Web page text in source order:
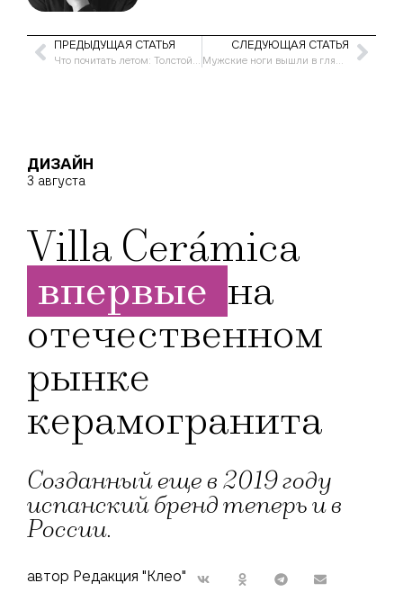
ПРЕДЫДУЩАЯ СТАТЬЯ
Что почитать летом: Толстой, Есенин, Кожев, Вулф — истории жизни великих авторов
СЛЕДУЮЩАЯ СТАТЬЯ
Мужские ноги вышли в глянец
ДИЗАЙН
3 августа
Villa Cerámica
впервые на
отечественном
рынке
керамогранита
Созданный еще в 2019 году
испанский бренд теперь и в
России.
автор Редакция "Клео"